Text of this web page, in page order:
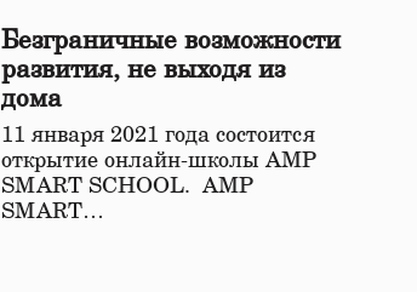
Безграничные возможности
развития, не выходя из
дома
11 января 2021 года состоится
открытие онлайн-школы АМР
SMART SCHOOL. АМР
SMART…